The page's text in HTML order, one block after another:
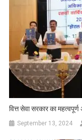
वित्त सेवा सरकार का महत्वपूर्ण
September 13, 2024